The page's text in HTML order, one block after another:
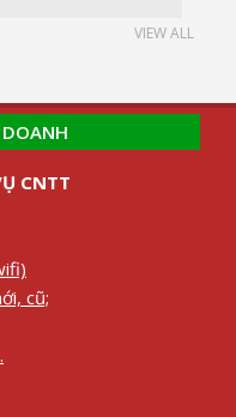
VIEW ALL
CNTT
cũ;